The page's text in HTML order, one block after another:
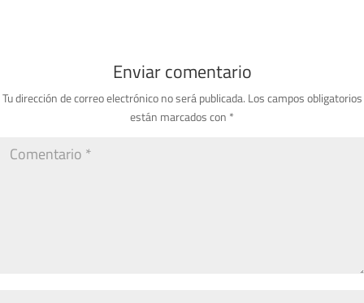
Enviar comentario
Tu dirección de correo electrónico no será publicada. Los campos obligatorios
están marcados con *